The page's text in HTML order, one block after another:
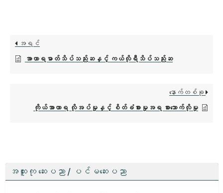
အထူးကု ဆေးပညာ / ပင်မဆေးပညာ
အရင်
အာဟာရဓာတ်သိပ်သည်းဆနှင့် ကယ်လိုရီသိပ်သည်းဆ
နောက်တစ်ခု
ကိုယ်အာဟာရ လိုအပ်မှုနှင့် စိတ်ခံစားမှုအရ စားသောက်လိုမှု